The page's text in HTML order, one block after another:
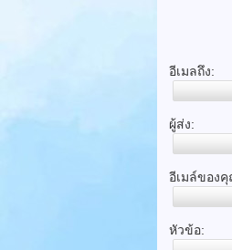
อีเมลถึง:
ผู้ส่ง:
อีเมล์ของ
หัวข้อ: